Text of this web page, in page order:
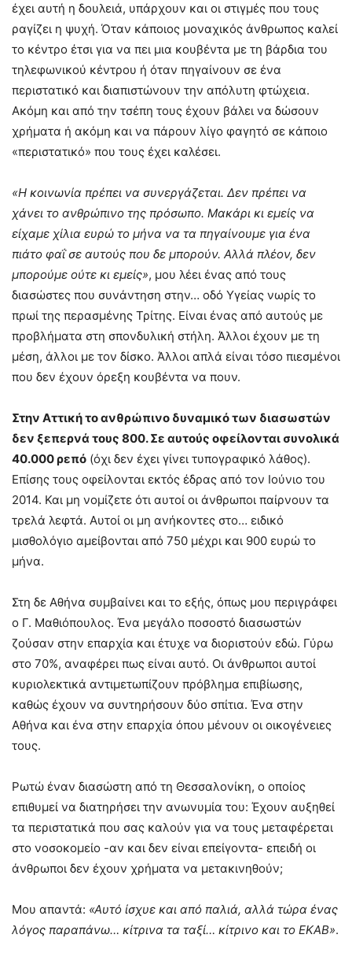
έχει αυτή η δουλειά, υπάρχουν και οι στιγμές που τους
ραγίζει η ψυχή. Όταν κάποιος μοναχικός άνθρωπος καλεί
το κέντρο έτσι για να πει μια κουβέντα με τη βάρδια του
τηλεφωνικού κέντρου ή όταν πηγαίνουν σε ένα
περιστατικό και διαπιστώνουν την απόλυτη φτώχεια.
Ακόμη και από την τσέπη τους έχουν βάλει να δώσουν
χρήματα ή ακόμη και να πάρουν λίγο φαγητό σε κάποιο
«περιστατικό» που τους έχει καλέσει.
«Η κοινωνία πρέπει να συνεργάζεται. Δεν πρέπει να
χάνει το ανθρώπινο της πρόσωπο. Μακάρι κι εμείς να
είχαμε χίλια ευρώ το μήνα να τα πηγαίνουμε για ένα
πιάτο φαΐ σε αυτούς που δε μπορούν. Αλλά πλέον, δεν
μπορούμε ούτε κι εμείς», μου λέει ένας από τους
διασώστες που συνάντηση στην… οδό Υγείας νωρίς το
πρωί της περασμένης Τρίτης. Είναι ένας από αυτούς με
προβλήματα στη σπονδυλική στήλη. Άλλοι έχουν με τη
μέση, άλλοι με τον δίσκο. Άλλοι απλά είναι τόσο πιεσμένοι
που δεν έχουν όρεξη κουβέντα να πουν.
Στην Αττική το ανθρώπινο δυναμικό των διασωστών
δεν ξεπερνά τους 800. Σε αυτούς οφείλονται συνολικά
40.000 ρεπό (όχι δεν έχει γίνει τυπογραφικό λάθος).
Επίσης τους οφείλονται εκτός έδρας από τον Ιούνιο του
2014. Και μη νομίζετε ότι αυτοί οι άνθρωποι παίρνουν τα
τρελά λεφτά. Αυτοί οι μη ανήκοντες στο… ειδικό
μισθολόγιο αμείβονται από 750 μέχρι και 900 ευρώ το
μήνα.
Στη δε Αθήνα συμβαίνει και το εξής, όπως μου περιγράφει
ο Γ. Μαθιόπουλος. Ένα μεγάλο ποσοστό διασωστών
ζούσαν στην επαρχία και έτυχε να διοριστούν εδώ. Γύρω
στο 70%, αναφέρει πως είναι αυτό. Οι άνθρωποι αυτοί
κυριολεκτικά αντιμετωπίζουν πρόβλημα επιβίωσης,
καθώς έχουν να συντηρήσουν δύο σπίτια. Ένα στην
Αθήνα και ένα στην επαρχία όπου μένουν οι οικογένειες
τους.
Ρωτώ έναν διασώστη από τη Θεσσαλονίκη, ο οποίος
επιθυμεί να διατηρήσει την ανωνυμία του: Έχουν αυξηθεί
τα περιστατικά που σας καλούν για να τους μεταφέρεται
στο νοσοκομείο -αν και δεν είναι επείγοντα- επειδή οι
άνθρωποι δεν έχουν χρήματα να μετακινηθούν;
Μου απαντά: «Αυτό ίσχυε και από παλιά, αλλά τώρα ένας
λόγος παραπάνω… κίτρινα τα ταξί… κίτρινο και το ΕΚΑΒ».